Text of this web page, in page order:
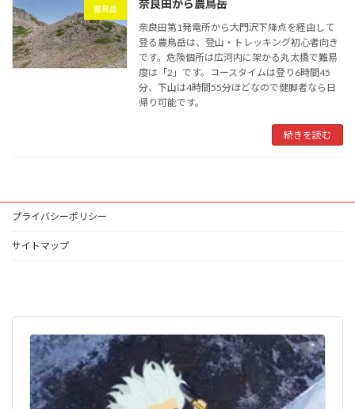
農鳥岳 奈良田から農鳥岳
奈良田第1発電所から大門沢下降点を経由して
登る農鳥岳は、登山・トレッキング初心者向き
です。危険個所は広河内に架かる丸太橋で難易
度は「2」です。コースタイムは登り6時間45
分、下山は4時間55分ほどなので健脚者なら日
帰り可能です。
続きを読む
プライバシーポリシー
サイトマップ